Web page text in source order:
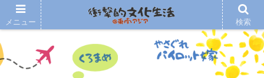
メニュー 検索